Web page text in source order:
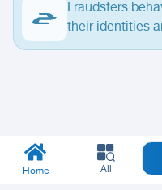
Fraudsters
their identities
Home All